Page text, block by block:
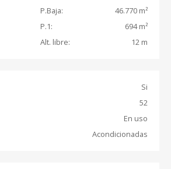
P.Baja:
46.770 m²
P.1:
694 m²
Alt. libre:
12 m
Si
52
En uso
Acondicionadas